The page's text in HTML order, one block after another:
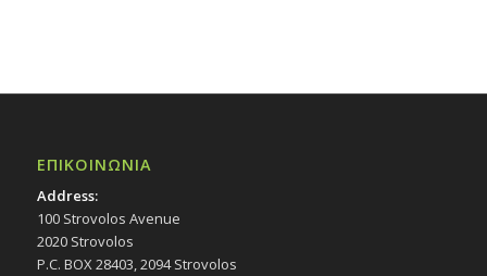
ΕΠΙΚΟΙΝΩΝΙΑ
Address:
100 Strovolos Avenue
2020 Strovolos
P.C. BOX 28403, 2094 Strovolos